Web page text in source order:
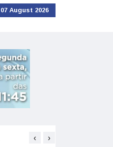
07 August 2026
Como funciona o SNS
‹ ›